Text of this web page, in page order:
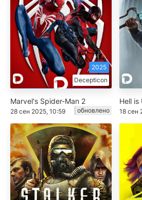
Decepticon
2025
Marvel's Spider-Man 2
28 сен 2025, 10:59 обновлено
Hell is
18 сен